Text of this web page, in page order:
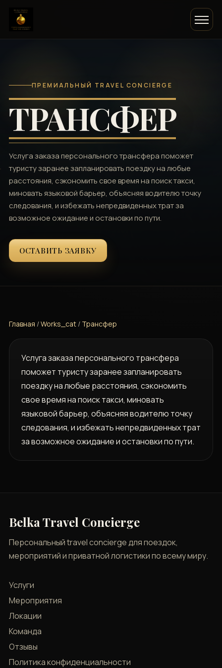
ПРЕМИАЛЬНЫЙ TRAVEL CONCIERGE
ТРАНСФЕР
Услуга заказа персонального трансфера поможет
туристу заранее запланировать поездку на любые
расстояния, сэкономить свое время на поиск такси,
миновать языковой барьер, объясняя водителю точку
следования, и избежать непредвиденных трат за
возможное ожидание и остановки по пути.
ОСТАВИТЬ ЗАЯВКУ
Главная /Works_cat/ Трансфер
Услуга заказа персонального трансфера
поможет туристу заранее запланировать
поездку на любые расстояния, сэкономить
свое время на поиск такси, миновать
языковой барьер, объясняя водителю точку
следования, и избежать непредвиденных трат
за возможное ожидание и остановки по пути.
Belka Travel Concierge
Персональный travel concierge для поездок,
мероприятий и приватной логистики по всему миру.
Услуги
Мероприятия
Локации
Команда
Отзывы
Политика конфиденциальности